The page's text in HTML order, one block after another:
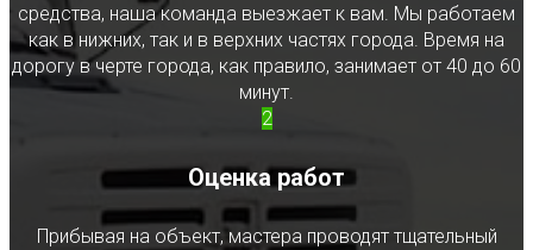
средства, наша команда выезжает к вам. Мы работаем
как в нижних, так и в верхних частях города. Время на
дорогу в черте города, как правило, занимает от 40 до 60
минут.
2
Оценка работ
Прибывая на объект, мастера проводят тщательный